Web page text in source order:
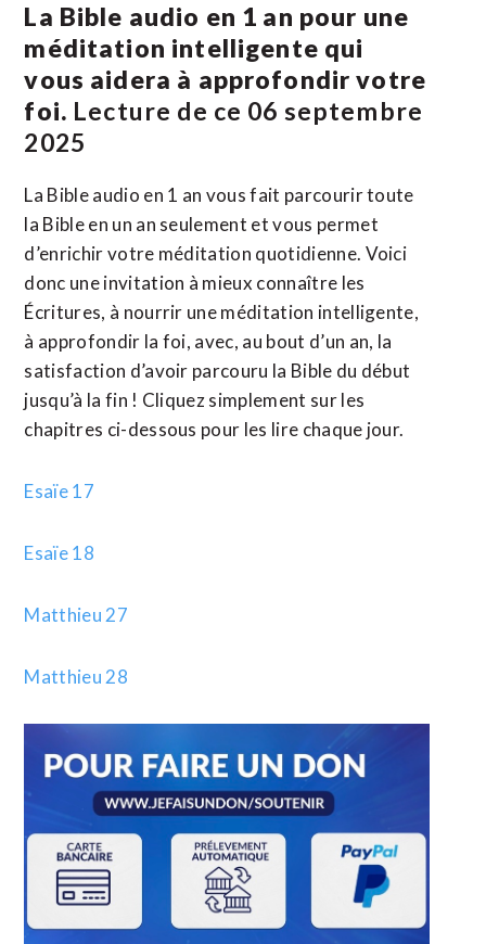
La Bible audio en 1 an pour une
méditation intelligente qui
vous aidera à approfondir votre
foi. Lecture de ce 06 septembre
2025
La Bible audio en 1 an vous fait parcourir toute
la Bible en un an seulement et vous permet
d’enrichir votre méditation quotidienne. Voici
donc une invitation à mieux connaître les
Écritures, à nourrir une méditation intelligente,
à approfondir la foi, avec, au bout d’un an, la
satisfaction d’avoir parcouru la Bible du début
jusqu’à la fin ! Cliquez simplement sur les
chapitres ci-dessous pour les lire chaque jour.
Esaïe 17
Esaïe 18
Matthieu 27
Matthieu 28